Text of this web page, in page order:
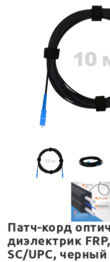
Патч-корд
диэлектрик
SC/UPC,